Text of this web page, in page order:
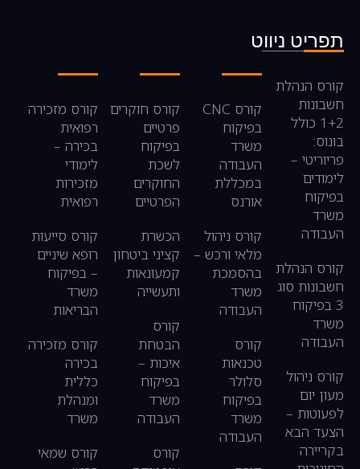
תפריט ניווט
קורס הנהלת
חשבונות
1+2 כולל
בונוס:
פריוריטי –
לימודים
בפיקוח
משרד
העבודה
קורס הנהלת
חשבונות סוג
3 בפיקוח
משרד
העבודה
קורס ניהול
מעון יום
לפעוטות –
הצעד הבא
בקריירה
קורס CNC
בפיקוח
משרד
העבודה
במכללת
אורנס
קורס ניהול
מלאי ורכש –
בהסמכת
משרד
העבודה
קורס
טכנאות
סלולר
בפיקוח
משרד
העבודה
קורס חוקרים
פרטיים
בפיקוח
לשכת
החוקרים
הפרטיים
הכשרת
קציני ביטחון
קמעונאות
ותעשייה
קורס
הבטחת
איכות –
בפיקוח
משרד
העבודה
קורס
קורס מזכירה
רפואית
בכירה –
לימודי
מזכירות
רפואית
קורס סייעות
רופא שיניים
– בפיקוח
משרד
הבריאות
קורס מזכירה
בכירה
כללית
ומנהלת
משרד
קורס שמאי